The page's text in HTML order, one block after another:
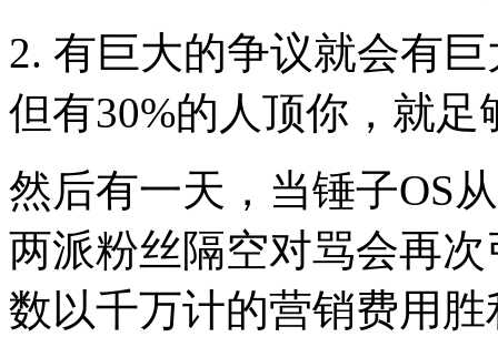
2. 有巨大的争议就会有
但有30%的人顶你，就足
然后有一天，当锤子OS
两派粉丝隔空对骂会再
数以千万计的营销费用